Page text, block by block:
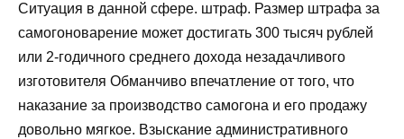
Ситуация в данной сфере. штраф. Размер штрафа за
самогоноварение может достигать 300 тысяч рублей
или 2-годичного среднего дохода незадачливого
изготовителя Обманчиво впечатление от того, что
наказание за производство самогона и его продажу
довольно мягкое. Взыскание административного